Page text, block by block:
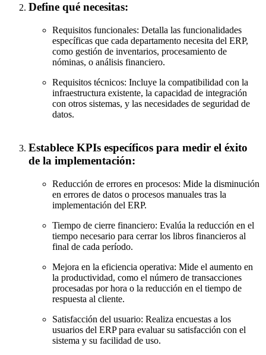
Define qué necesitas:
Requisitos funcionales: Detalla las funcionalidades
específicas que cada departamento necesita del ERP,
como gestión de inventarios, procesamiento de
nóminas, o análisis financiero.
Requisitos técnicos: Incluye la compatibilidad con la
infraestructura existente, la capacidad de integración
con otros sistemas, y las necesidades de seguridad de
datos.
Establece KPIs específicos para medir el éxito
de la implementación:
Reducción de errores en procesos: Mide la disminución
en errores de datos o procesos manuales tras la
implementación del ERP.
Tiempo de cierre financiero: Evalúa la reducción en el
tiempo necesario para cerrar los libros financieros al
final de cada período.
Mejora en la eficiencia operativa: Mide el aumento en
la productividad, como el número de transacciones
procesadas por hora o la reducción en el tiempo de
respuesta al cliente.
Satisfacción del usuario: Realiza encuestas a los
usuarios del ERP para evaluar su satisfacción con el
sistema y su facilidad de uso.